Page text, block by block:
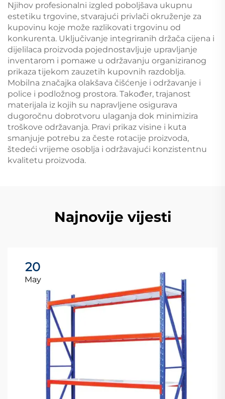
Njihov profesionalni izgled poboljšava ukupnu
estetiku trgovine, stvarajući privlači okruženje za
kupovinu koje može razlikovati trgovinu od
konkurenta. Uključivanje integriranih držača cijena i
dijelilaca proizvoda pojednostavljuje upravljanje
inventarom i pomажe u održavanju organiziranog
prikaza tijekom zauzetih kupovnih razdoblja.
Mobilna značajka olakšava čišćenje i održavanje i
police i podložnog prostora. Također, trajanost
materijala iz kojih su napravljene osigurava
dugoročnu dobrotvoru ulaganja dok minimizira
troškove održavanja. Pravi prikaz visine i kuta
smanjuje potrebu za česte rotacije proizvoda,
štedeći vrijeme osoblja i održavajući konzistentnu
kvalitetu proizvoda.
Najnovije vijesti
20
May